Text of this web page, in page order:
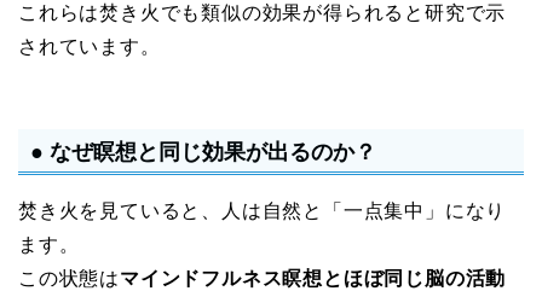
これらは焚き火でも類似の効果が得られると研究で示
されています。
● なぜ瞑想と同じ効果が出るのか？
焚き火を見ていると、人は自然と「一点集中」になり
ます。
この状態はマインドフルネス瞑想とほぼ同じ脳の活動